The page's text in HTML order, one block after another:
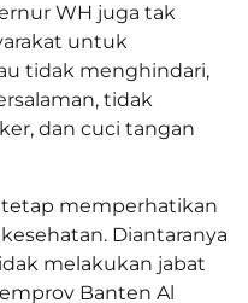
WH juga tak
untuk
tidak menghindari,
tidak
dan cuci tangan
tetap memperhatikan
Diantaranya
melakukan jabat
Banten Al